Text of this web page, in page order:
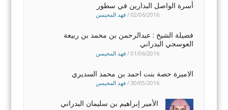
أسرة الواصل البدارين في سطور
02/06/2016
/ فهد المحيسن
فضيلة الشيخ : عبدالرحمن بن محمد بن ربيعة
العوسجي البدراني
01/06/2016
/ فهد المحيسن
الاميرة حصة بنت احمد بن محمد السديري
30/05/2016
/ فهد المحيسن
الأمير إبراهيم بن سليمان البدراني